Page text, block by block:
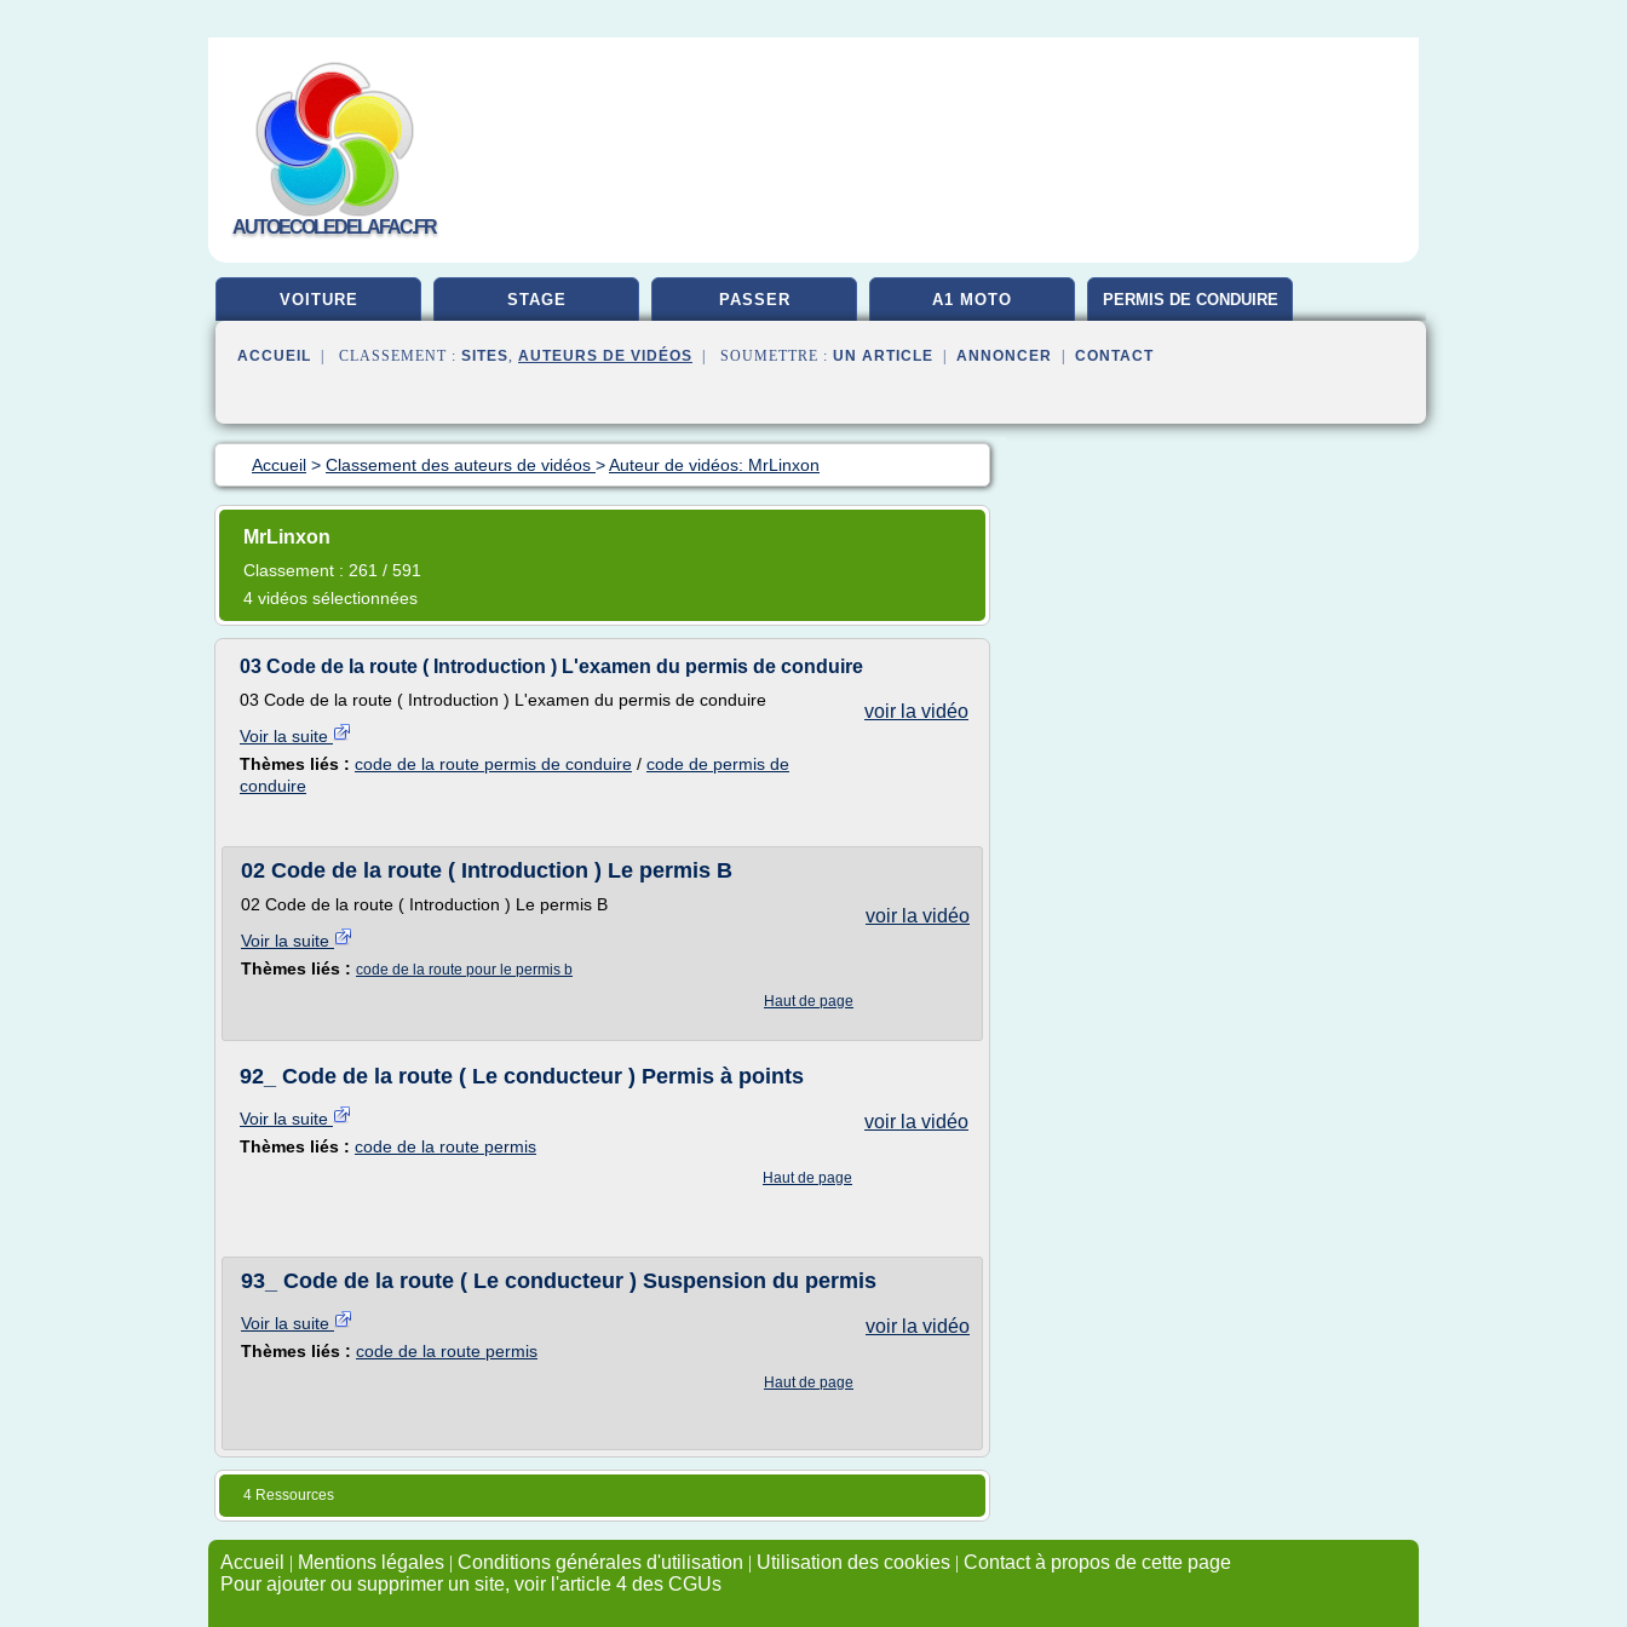
AUTOECOLEDELAFAC.FR
VOITURE STAGE PASSER A1 MOTO PERMIS DE CONDUIRE
ACCUEIL | CLASSEMENT : SITES, AUTEURS DE VIDÉOS | SOUMETTRE : UN ARTICLE ANNONCER CONTACT
Accueil > Classement des auteurs de vidéos >Auteur de vidéos: MrLinxon
MrLinxon
Classement : 261 / 591
4 vidéos sélectionnées
03 Code de la route ( Introduction ) L'examen du permis de conduire
voir la vidéo
03 Code de la route ( Introduction ) L'examen du permis de conduire
Voir la suite
Thèmes liés : code de la route permis de conduire / code de permis de
conduire
02 Code de la route ( Introduction ) Le permis B
voir la vidéo
02 Code de la route ( Introduction ) Le permis B
Voir la suite
Thèmes liés : code de la route pour le permis b
Haut de page
92_ Code de la route ( Le conducteur ) Permis à points
voir la vidéo
Voir la suite
Thèmes liés : code de la route permis
Haut de page
93_ Code de la route ( Le conducteur ) Suspension du permis
voir la vidéo
Voir la suite
Thèmes liés : code de la route permis
Haut de page
4 Ressources
Accueil | Mentions légales | Conditions générales d'utilisation | Utilisation des cookies | Contact à propos de cette page
Pour ajouter ou supprimer un site, voir l'article 4 des CGUs